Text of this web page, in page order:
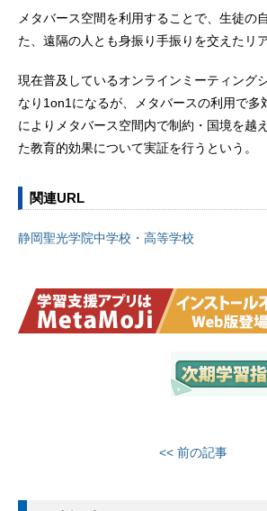
メタバース空間を利用することで、生徒の
た、遠隔の人とも身振り手振りを交えたリ
現在普及しているオンラインミーティング
なり1on1になるが、メタバースの利用で
によりメタバース空間内で制約・国境を越
た教育的効果について実証を行うという。
関連URL
静岡聖光学院中学校・高等学校
<< 前の記事